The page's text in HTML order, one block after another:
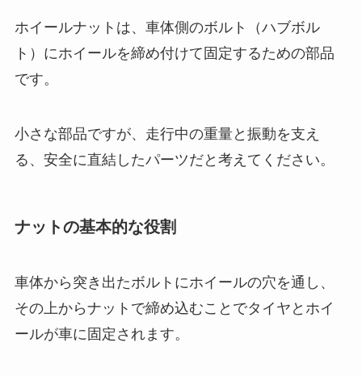
ホイールナットは、車体側のボルト（ハブボル
ト）にホイールを締め付けて固定するための部品
です。
小さな部品ですが、走行中の重量と振動を支え
る、安全に直結したパーツだと考えてください。
ナットの基本的な役割
車体から突き出たボルトにホイールの穴を通し、
その上からナットで締め込むことでタイヤとホイ
ールが車に固定されます。